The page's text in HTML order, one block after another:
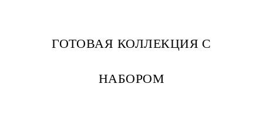
ГОТОВАЯ КОЛЛЕКЦИЯ С
НАБОРОМ